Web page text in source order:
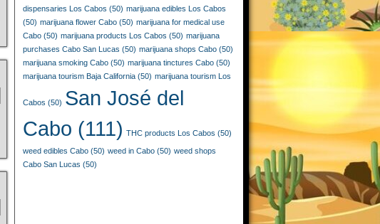
dispensaries Los Cabos (50) marijuana edibles Los Cabos
(50) marijuana flower Cabo (50) marijuana for medical use
Cabo (50) marijuana products Los Cabos (50) marijuana
purchases Cabo San Lucas (50) marijuana shops Cabo (50)
marijuana smoking Cabo (50) marijuana tinctures Cabo (50)
marijuana tourism Baja California (50) marijuana tourism Los
Cabos (50) San José del
Cabo (111) THC products Los Cabos (50)
weed edibles Cabo (50) weed in Cabo (50) weed shops
Cabo San Lucas (50)